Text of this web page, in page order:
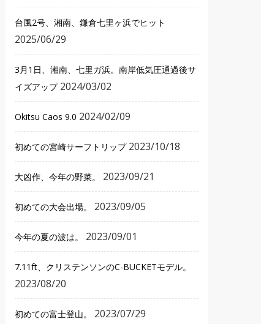
台風2号、湘南、鎌倉七里ヶ浜でヒット
2025/06/29
3月1日、湘南、七里ガ浜。南岸低気圧通過後サ
イズアップ 2024/03/02
Okitsu Caos 9.0 2024/02/09
初めての宮崎サーフトリップ 2023/10/18
大凶作、今年の野菜。 2023/09/21
初めての大会出場。 2023/09/05
今年の夏の波は。 2023/09/01
7.11ft、クリステンソンのC-BUCKETモデル。
2023/08/20
初めての富士登山。 2023/07/29